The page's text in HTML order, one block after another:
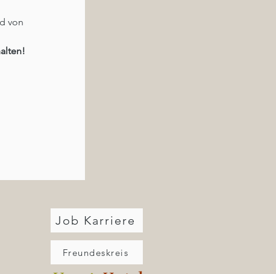
von
Job Karriere
Freundeskreis